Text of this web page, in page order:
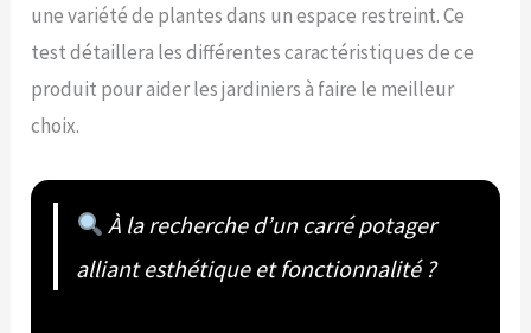
une variété de plantes dans un espace restreint. Ce
test détaillera les différentes caractéristiques de ce
produit pour aider les jardiniers à faire le meilleur
choix.
À la recherche d’un carré potager
alliant esthétique et fonctionnalité ?